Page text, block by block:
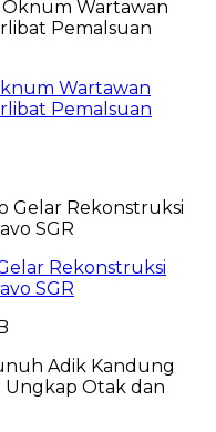
Wartawan
Pemalsuan
Rekonstruksi
SGR